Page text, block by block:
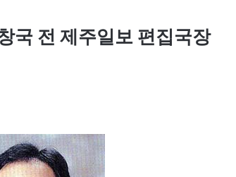
국 전 제주일보 편집국장